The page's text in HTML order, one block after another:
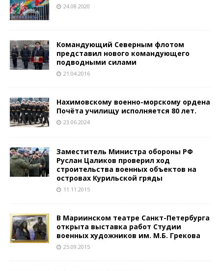
24.08.2020
Командующий Северным флотом
представил нового командующего
подводными силами
21.04.2016
Нахимовскому военно-морскому ордена
Почёта училищу исполняется 80 лет.
23.06.2024
Заместитель Министра обороны РФ
Руслан Цаликов проверил ход
строительства военных объектов на
островах Курильской гряды
11.11.2015
В Мариинском театре Санкт-Петербурга
открыта выставка работ Студии
военных художников им. М.Б. Грекова
25.09.2015